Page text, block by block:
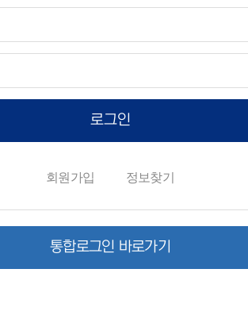
로그인
회원가입 정보찾기
통합로그인 바로가기